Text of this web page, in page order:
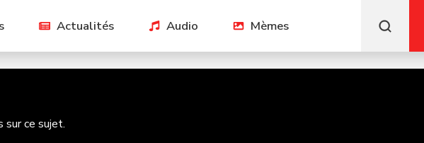
Actualités Audio Mèmes
sur ce sujet.